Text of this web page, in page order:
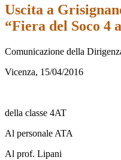
Uscita a
“Fiera del Soco 4
Comunicazione della
Vicenza, 15/04/2016
della classe 4AT
Al personale ATA
Al prof. Lipani